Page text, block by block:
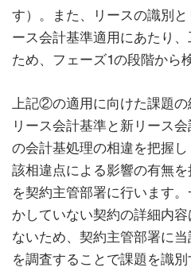
す）。また、リースの識別
ース会計基準適用にあたり
ため、フェーズ1の段階から
上記②の適用に向けた課題
リース会計基準と新リース
の会計基処理の相違を把握
該相違点による影響の有無
を契約主管部署に行います
かしていない契約の詳細内
ないため、契約主管部署に
を調査することで課題を識別